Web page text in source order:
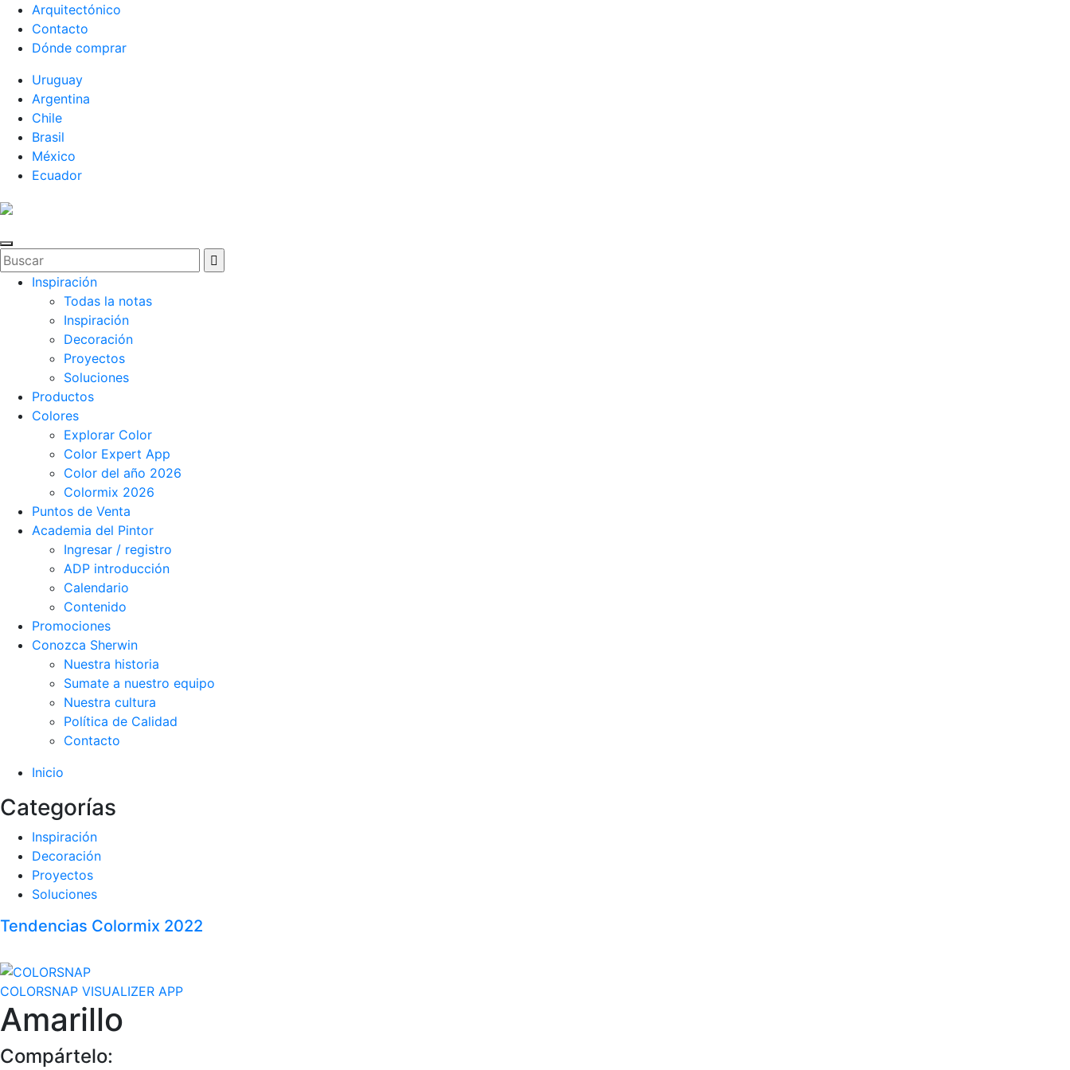
Arquitectónico
Contacto
Dónde comprar
Uruguay
Argentina
Chile
Brasil
México
Ecuador
Inspiración
Todas la notas
Inspiración
Decoración
Proyectos
Soluciones
Productos
Colores
Explorar Color
Color Expert App
Color del año 2026
Colormix 2026
Puntos de Venta
Academia del Pintor
Ingresar / registro
ADP introducción
Calendario
Contenido
Promociones
Conozca Sherwin
Nuestra historia
Sumate a nuestro equipo
Nuestra cultura
Política de Calidad
Contacto
Inicio
Categorías
Inspiración
Decoración
Proyectos
Soluciones
Tendencias Colormix 2022
COLORSNAP VISUALIZER APP
Amarillo
Compártelo: